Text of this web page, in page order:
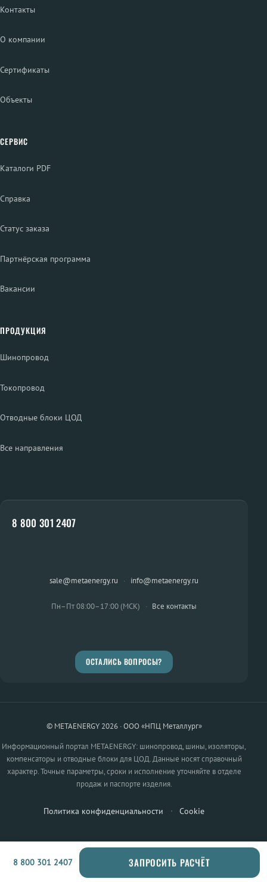
Контакты
О компании
Сертификаты
Объекты
СЕРВИС
Каталоги PDF
Справка
Статус заказа
Партнёрская программа
Вакансии
ПРОДУКЦИЯ
Шинопровод
Токопровод
Отводные блоки ЦОД
Все направления
8 800 301 2407
sale@metaenergy.ru · info@metaenergy.ru
Пн–Пт 08:00–17:00 (МСК) · Все контакты
ОСТАЛИСЬ ВОПРОСЫ?
© METAENERGY 2026 · ООО «НПЦ Металлург»
Информационный портал METAENERGY: шинопровод, шины, изоляторы,
компенсаторы и отводные блоки для ЦОД. Данные носят справочный
характер. Точные параметры, сроки и исполнение уточняйте в отделе
продаж и паспорте изделия.
Политика конфиденциальности · Cookie
8 800 301 2407 ЗАПРОСИТЬ РАСЧЁТ